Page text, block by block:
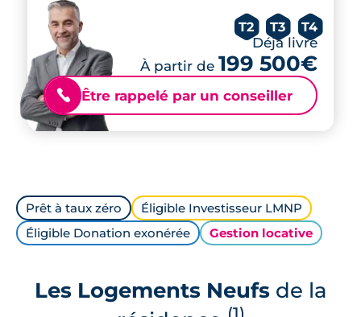
T2 T3 T4
Déjà livré
À partir de 199 500€
📞 Être rappelé par un conseiller
Prêt à taux zéro
Éligible Investisseur LMNP
Éligible Donation exonérée
Gestion locative
Les Logements Neufsde la